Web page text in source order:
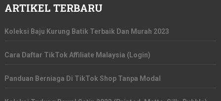
ARTIKEL TERBARU
Koleksi Baju Kurung Batik Terbaik Dan Murah 2023
Cara Daftar TikTok Affiliate Malaysia (Login)
Panduan Berniaga Di TikTok Shop Tanpa Modal